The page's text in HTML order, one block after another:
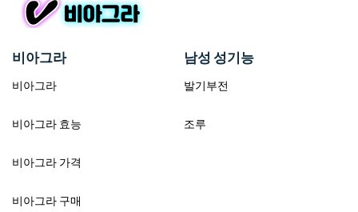
비아그라
비아그라
비아그라 효능
비아그라 가격
비아그라 구매
남성 성기능
발기부전
조루